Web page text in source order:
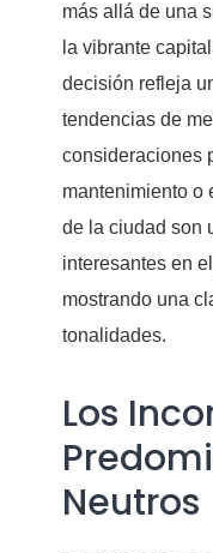
más allá de una
la vibrante
decisión refleja
tendencias de
consideraciones
mantenimiento o
de la ciudad son
interesantes en
mostrando una
tonalidades.
Los
Neutros